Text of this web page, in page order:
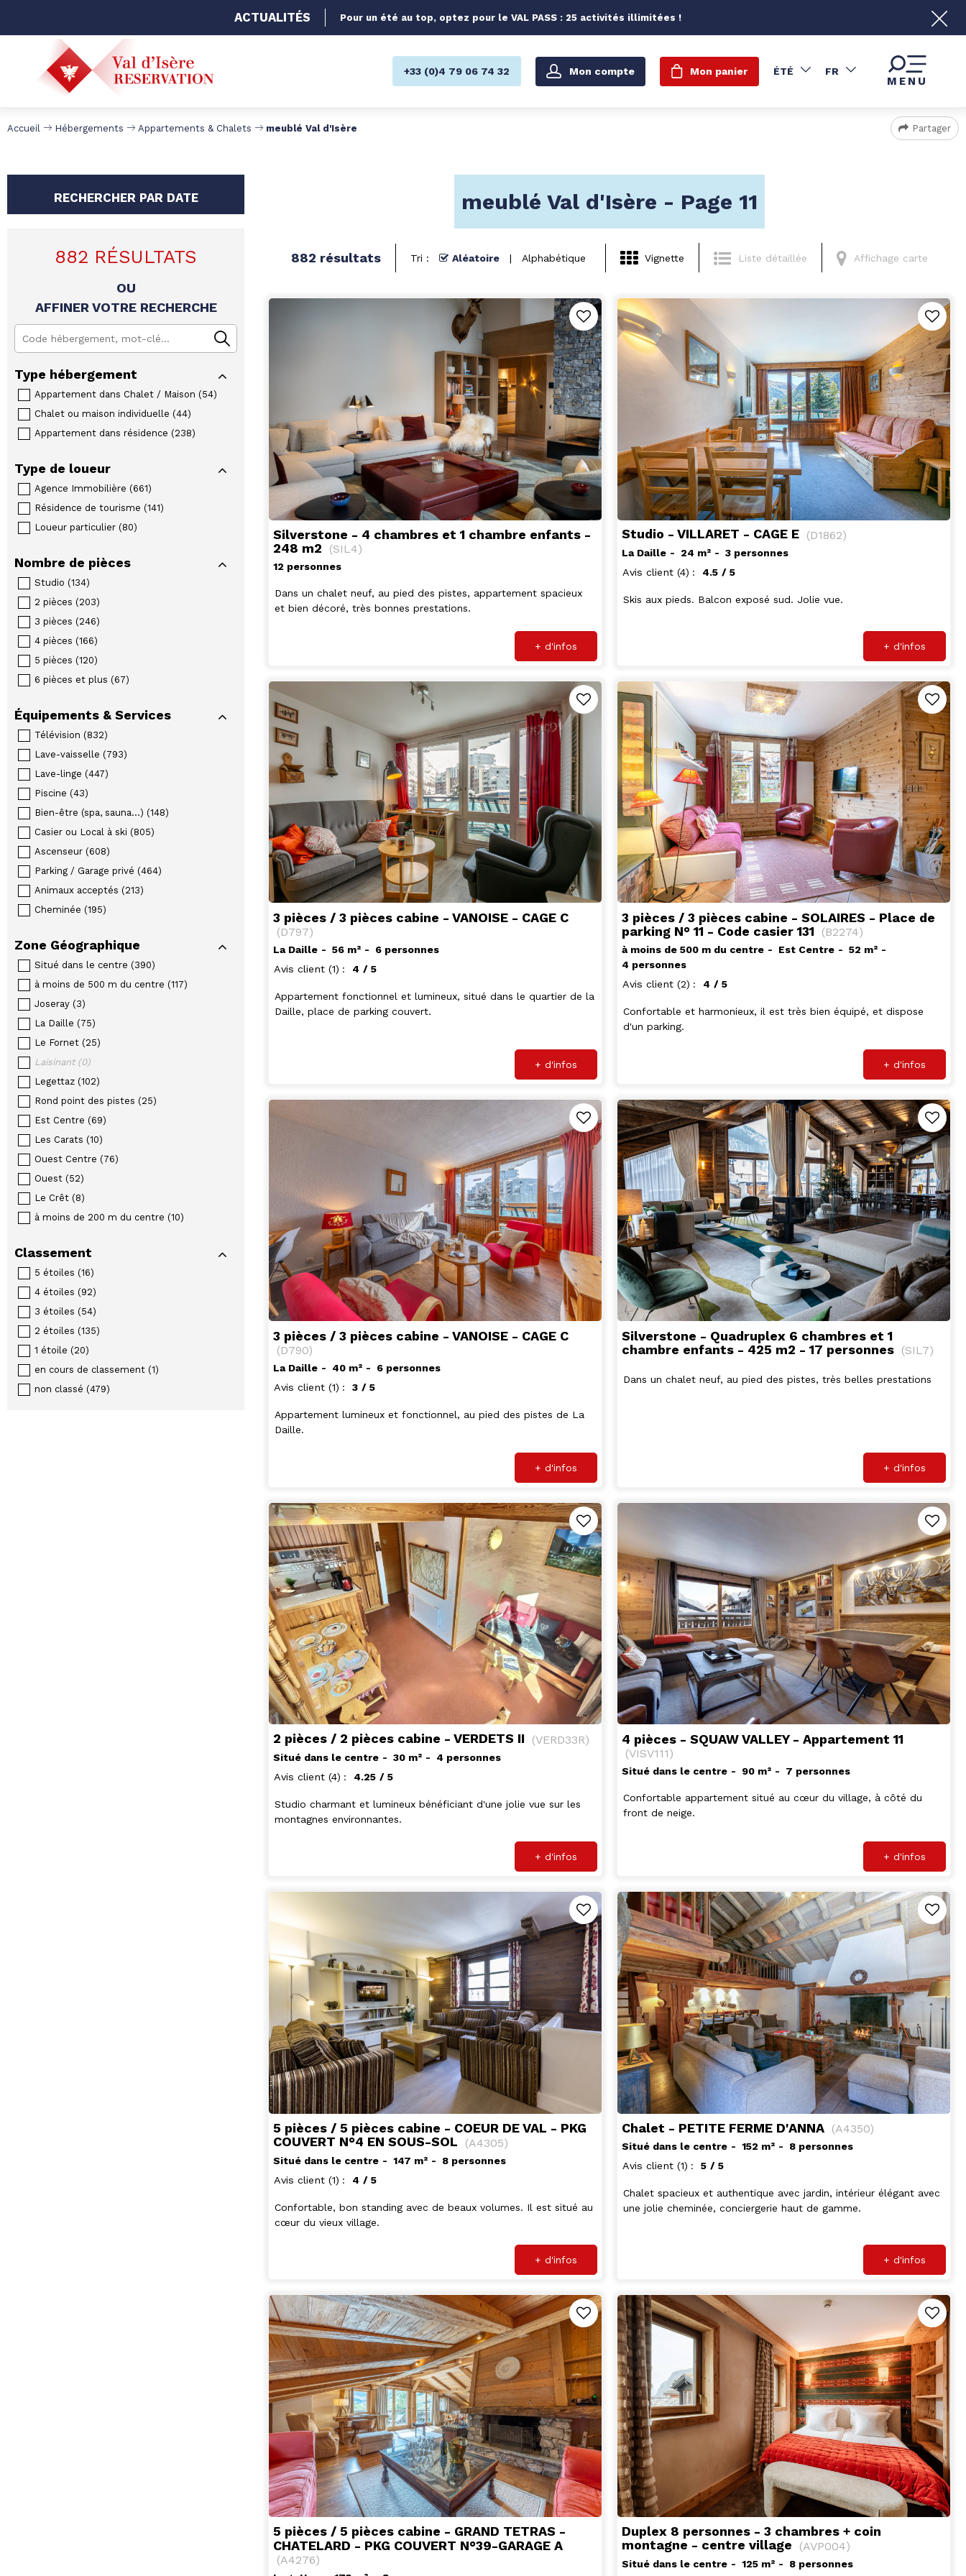
ACTUALITÉS Pour un été au top, optez pour le VAL PASS : 25 activités illimitées !
+33 (0)4 79 06 74 32 Mon compte Mon panier ÉTÉ FR
MENU
Accueil Hébergements Appartements & Chalets meublé Val d'Isère Partager
RECHERCHER PAR DATE
OU
AFFINER VOTRE RECHERCHE
882 RÉSULTATS
Type hébergement
Appartement dans Chalet / Maison (54)
Chalet ou maison individuelle (44)
Appartement dans résidence (238)
Type de loueur
Agence Immobilière (661)
Résidence de tourisme (141)
Loueur particulier (80)
Nombre de pièces
Studio (134)
2 pièces (203)
3 pièces (246)
4 pièces (166)
5 pièces (120)
6 pièces et plus (67)
Équipements & Services
Télévision (832)
Lave-vaisselle (793)
Lave-linge (447)
Piscine (43)
Bien-être (spa, sauna...) (148)
Casier ou Local à ski (805)
Ascenseur (608)
Parking / Garage privé (464)
Animaux acceptés (213)
Cheminée (195)
Zone Géographique
Situé dans le centre (390)
à moins de 500 m du centre (117)
Joseray (3)
La Daille (75)
Le Fornet (25)
Laisinant (0)
Legettaz (102)
Rond point des pistes (25)
Est Centre (69)
Les Carats (10)
Ouest Centre (76)
Ouest (52)
Le Crêt (8)
à moins de 200 m du centre (10)
Classement
5 étoiles (16)
4 étoiles (92)
3 étoiles (54)
2 étoiles (135)
1 étoile (20)
en cours de classement (1)
non classé (479)
meublé Val d'Isère - Page 11
Vignette Liste détaillée Affichage carte
882 résultats Tri : Aléatoire Alphabétique
Silverstone - 4 chambres et 1 chambre enfants -
248 m2
(SIL4)
12 personnes
Dans un chalet neuf, au pied des pistes, appartement spacieux
et bien décoré, très bonnes prestations.
+ d'infos
Studio - VILLARET - CAGE E (D1862)
La Daille 24 m²
3 personnes
Avis client (4) 4.5 / 5
Skis aux pieds. Balcon exposé sud. Jolie vue.
+ d'infos
3 pièces / 3 pièces cabine - VANOISE - CAGE C
(D797)
La Daille 56 m²
6 personnes
Avis client (1) 4 / 5
Appartement fonctionnel et lumineux, situé dans le quartier de la
Daille, place de parking couvert.
+ d'infos
3 pièces / 3 pièces cabine - SOLAIRES - Place de
parking N° 11 - Code casier 131
(B2274)
à moins de 500 m du centre Est Centre 52 m²
4 personnes
Avis client (2) 4 / 5
Confortable et harmonieux, il est très bien équipé, et dispose
d'un parking.
+ d'infos
3 pièces / 3 pièces cabine - VANOISE - CAGE C
(D790)
La Daille 40 m²
6 personnes
Avis client (1) 3 / 5
Appartement lumineux et fonctionnel, au pied des pistes de La
Daille.
+ d'infos
Silverstone - Quadruplex 6 chambres et 1
chambre enfants - 425 m2 - 17 personnes (SIL7)
Dans un chalet neuf, au pied des pistes, très belles prestations
+ d'infos
2 pièces / 2 pièces cabine - VERDETS II (VERD33R)
Situé dans le centre 30 m²
4 personnes
Avis client (4) 4.25 / 5
Studio charmant et lumineux bénéficiant d'une jolie vue sur les
montagnes environnantes.
+ d'infos
4 pièces - SQUAW VALLEY - Appartement 11
(VISV111)
Situé dans le centre 90 m² 7 personnes
Confortable appartement situé au cœur du village, à côté du
front de neige.
+ d'infos
5 pièces / 5 pièces cabine - COEUR DE VAL - PKG
COUVERT N°4 EN SOUS-SOL
(A4305)
Situé dans le centre 147 m²
8 personnes
Avis client (1) 4 / 5
Confortable, bon standing avec de beaux volumes. Il est situé au
cœur du vieux village.
+ d'infos
Chalet - PETITE FERME D'ANNA (A4350)
Situé dans le centre 152 m²
8 personnes
Avis client (1) 5 / 5
Chalet spacieux et authentique avec jardin, intérieur élégant avec
une jolie cheminée, conciergerie haut de gamme.
+ d'infos
5 pièces / 5 pièces cabine - GRAND TETRAS -
CHATELARD - PKG COUVERT N°39-GARAGE A
(A4276)
Duplex 8 personnes - 3 chambres + coin
montagne - centre village
(AVP004)
Situé dans le centre 125 m² 8 personnes